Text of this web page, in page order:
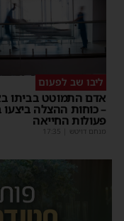
ליבו שב לפעום
אדם התמוטט בביתו
– כוחות ההצלה ביצעו
פעולות החייאה
מנחם דויטש 17:35